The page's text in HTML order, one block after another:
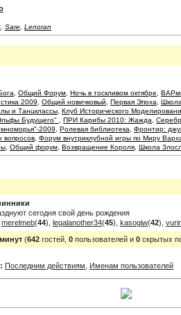
Sare Lenoran
Общий Форум Ночь в тоскливом октябре
2009 Общий новичковый Первая Эпоха
и Танцклассы Клуб Исторического
Будущего"
ПРИ Карибы 2010: Жажда
2009
Ролевая библиотека Фронтир:
вопросов Форум внутриклубной игры по Миру
Общий форум Возвращение Короля Школа
сегодня свой день рождения
merelmeb(44), legalanother34(45), kasogiw(42),
(642 гостей, 0 пользователей и 0 скрытых
Последним действиям Именам пользователей